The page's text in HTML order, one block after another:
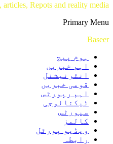
articles, Repots and reality media
Primary Menu
Baseer
ہوم پیج
اہم خبریں
انٹرنیشنل
قومی خبریں
اہم رپورٹس
ٹیکنالوجی
سپورٹس
کالمز
ویڈیو پورٹل
رابطہ